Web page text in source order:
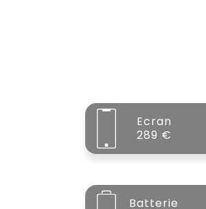
Ecran
289 €
Batterie